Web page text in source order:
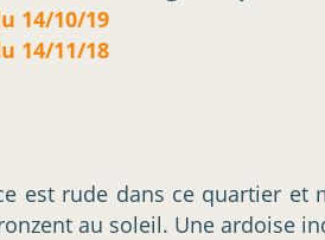
14/10/19
14/11/18
est rude dans ce quartier et
au soleil. Une ardoise